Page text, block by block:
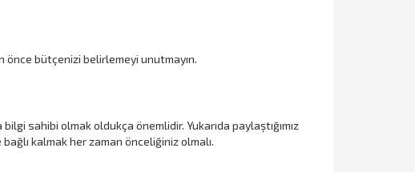
önce bütçenizi belirlemeyi unutmayın.
sahibi olmak oldukça önemlidir. Yukarıda paylaştığımız
kalmak her zaman önceliğiniz olmalı.